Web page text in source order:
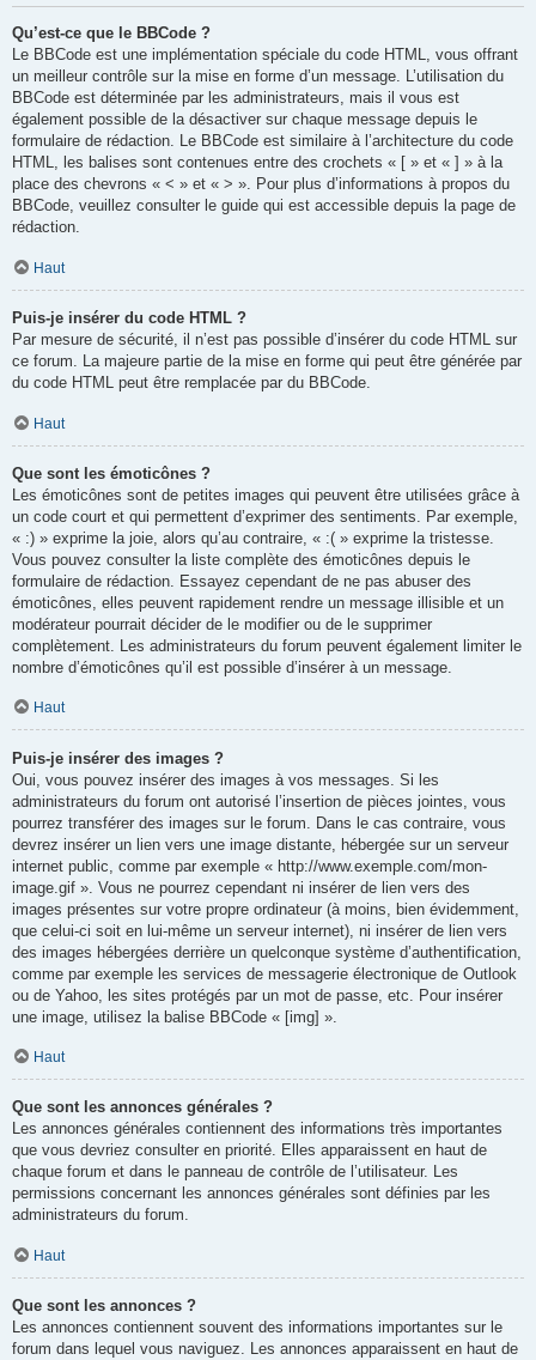
Qu’est-ce que le BBCode ?
Le BBCode est une implémentation spéciale du code HTML, vous offrant
un meilleur contrôle sur la mise en forme d’un message. L’utilisation du
BBCode est déterminée par les administrateurs, mais il vous est
également possible de la désactiver sur chaque message depuis le
formulaire de rédaction. Le BBCode est similaire à l’architecture du code
HTML, les balises sont contenues entre des crochets « [ » et « ] » à la
place des chevrons « < » et « > ». Pour plus d’informations à propos du
BBCode, veuillez consulter le guide qui est accessible depuis la page de
rédaction.
Haut
Puis-je insérer du code HTML ?
Par mesure de sécurité, il n’est pas possible d’insérer du code HTML sur
ce forum. La majeure partie de la mise en forme qui peut être générée par
du code HTML peut être remplacée par du BBCode.
Haut
Que sont les émoticônes ?
Les émoticônes sont de petites images qui peuvent être utilisées grâce à
un code court et qui permettent d’exprimer des sentiments. Par exemple,
« :) » exprime la joie, alors qu’au contraire, « :( » exprime la tristesse.
Vous pouvez consulter la liste complète des émoticônes depuis le
formulaire de rédaction. Essayez cependant de ne pas abuser des
émoticônes, elles peuvent rapidement rendre un message illisible et un
modérateur pourrait décider de le modifier ou de le supprimer
complètement. Les administrateurs du forum peuvent également limiter le
nombre d’émoticônes qu’il est possible d’insérer à un message.
Haut
Puis-je insérer des images ?
Oui, vous pouvez insérer des images à vos messages. Si les
administrateurs du forum ont autorisé l’insertion de pièces jointes, vous
pourrez transférer des images sur le forum. Dans le cas contraire, vous
devrez insérer un lien vers une image distante, hébergée sur un serveur
internet public, comme par exemple « http://www.exemple.com/mon-
image.gif ». Vous ne pourrez cependant ni insérer de lien vers des
images présentes sur votre propre ordinateur (à moins, bien évidemment,
que celui-ci soit en lui-même un serveur internet), ni insérer de lien vers
des images hébergées derrière un quelconque système d’authentification,
comme par exemple les services de messagerie électronique de Outlook
ou de Yahoo, les sites protégés par un mot de passe, etc. Pour insérer
une image, utilisez la balise BBCode « [img] ».
Haut
Que sont les annonces générales ?
Les annonces générales contiennent des informations très importantes
que vous devriez consulter en priorité. Elles apparaissent en haut de
chaque forum et dans le panneau de contrôle de l’utilisateur. Les
permissions concernant les annonces générales sont définies par les
administrateurs du forum.
Haut
Que sont les annonces ?
Les annonces contiennent souvent des informations importantes sur le
forum dans lequel vous naviguez. Les annonces apparaissent en haut de